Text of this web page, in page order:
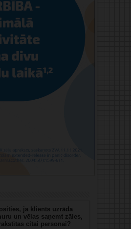
ja klients uzrāda
un vēlas saņemt zāles,
citai personai?